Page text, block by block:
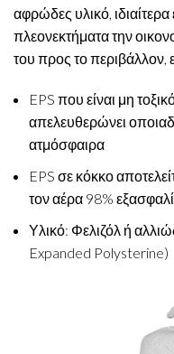
αφρώδες υλικό,
πλεονεκτήματα την
του προς το περιβάλλον,
EPS που είναι μη
απελευθερώνει
ατμόσφαιρα
EPS σε κόκκο
τον αέρα 98%
Υλικό: Φελιζόλ ή
Expanded Polysterine)